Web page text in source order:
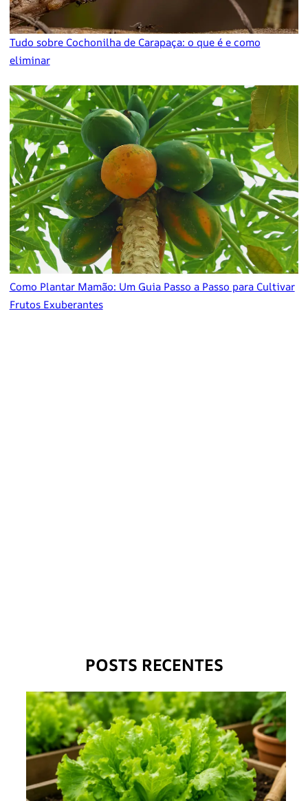
Tudo sobre Cochonilha de Carapaça: o que é e como
eliminar
Como Plantar Mamão: Um Guia Passo a Passo para Cultivar
Frutos Exuberantes
POSTS RECENTES